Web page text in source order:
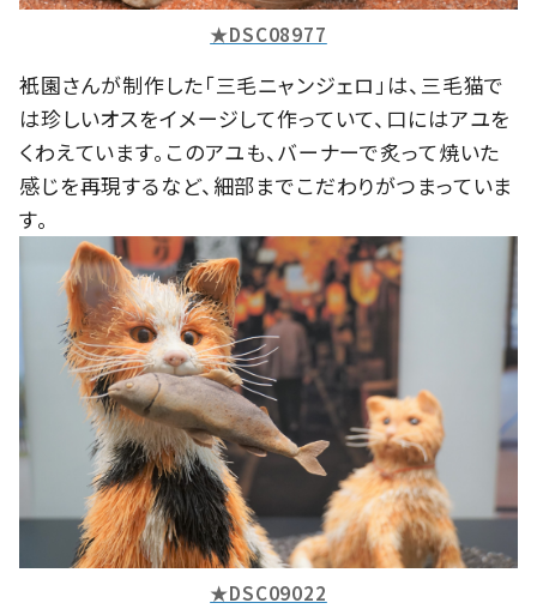
★DSC08977
衹園さんが制作した「三毛ニャンジェロ」は、三毛猫で
は珍しいオスをイメージして作っていて、口にはアユを
くわえています。このアユも、バーナーで炙って焼いた
感じを再現するなど、細部までこだわりがつまっていま
す。
★DSC09022